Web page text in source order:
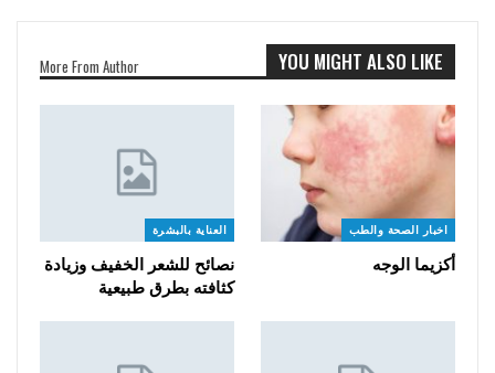
YOU MIGHT ALSO LIKE
More From Author
اخبار الصحة والطب
أكزيما الوجه
العناية بالبشرة
نصائح للشعر الخفيف وزيادة
كثافته بطرق طبيعية